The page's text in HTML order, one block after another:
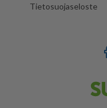
Tietosuojaseloste